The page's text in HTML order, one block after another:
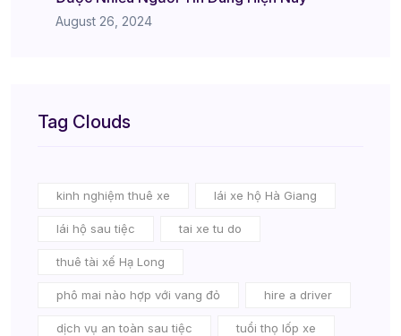
August 26, 2024
Tag Clouds
kinh nghiệm thuê xe lái xe hộ Hà Giang
lái hộ sau tiệc tai xe tu do
thuê tài xế Hạ Long
phô mai nào hợp với vang đỏ hire a driver
dịch vụ an toàn sau tiệc tuổi thọ lốp xe